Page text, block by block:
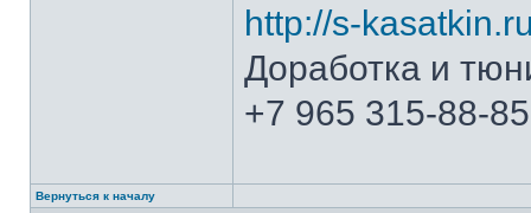
http://s-
Доработка и
+7 965 315-88-85
Вернуться к началу